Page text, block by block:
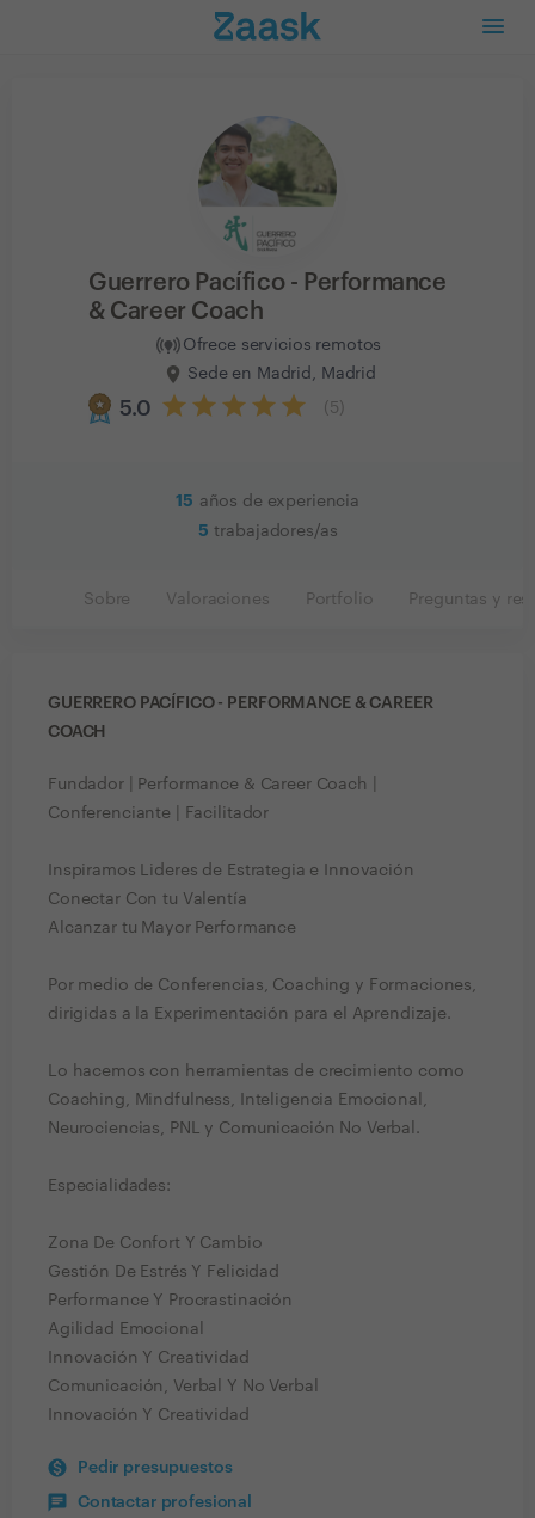
Guerrero Pacífico - Performance
& Career Coach
Ofrece servicios remotos
Sede en Madrid, Madrid
5.0 5
15 años de experiencia
5 trabajadores/as
Sobre Valoraciones Portfolio Preguntas y
GUERRERO PACÍFICO - PERFORMANCE & CAREER
COACH
Fundador | Performance & Career Coach |
Conferenciante | Facilitador
Inspiramos Lideres de Estrategia e Innovación
Conectar Con tu Valentía
Alcanzar tu Mayor Performance
Por medio de Conferencias, Coaching y Formaciones,
dirigidas a la Experimentación para el Aprendizaje.
Lo hacemos con herramientas de crecimiento como
Coaching, Mindfulness, Inteligencia Emocional,
Neurociencias, PNL y Comunicación No Verbal.
Especialidades:
Zona De Confort Y Cambio
Gestión De Estrés Y Felicidad
Performance Y Procrastinación
Agilidad Emocional
Innovación Y Creatividad
Comunicación, Verbal Y No Verbal
Innovación Y Creatividad
Pedir presupuestos
Contactar profesional